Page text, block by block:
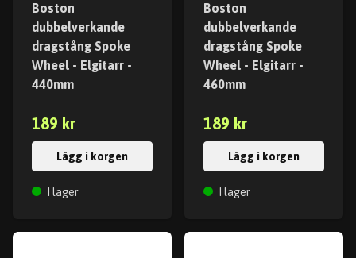
Boston
dubbelverkande
dragstång Spoke
Wheel - Elgitarr -
440mm
189 kr
Lägg i korgen
I lager
Boston
dubbelverkande
dragstång Spoke
Wheel - Elgitarr -
460mm
189 kr
Lägg i korgen
I lager